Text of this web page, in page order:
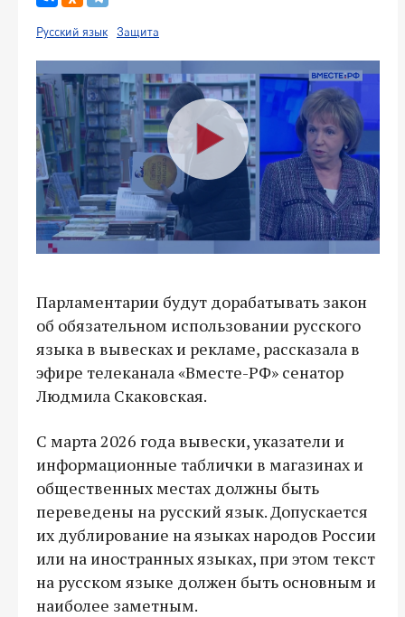
Русский язык Защита
Парламентарии будут дорабатывать закон
об обязательном использовании русского
языка в вывесках и рекламе, рассказала в
эфире телеканала «Вместе-РФ» сенатор
Людмила Скаковская.
С марта 2026 года вывески, указатели и
информационные таблички в магазинах и
общественных местах должны быть
переведены на русский язык. Допускается
их дублирование на языках народов России
или на иностранных языках, при этом текст
на русском языке должен быть основным и
наиболее заметным.